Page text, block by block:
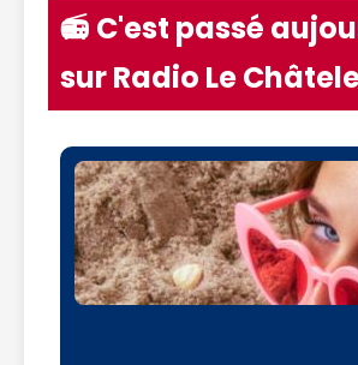
📻 C'est passé
sur Radio Le